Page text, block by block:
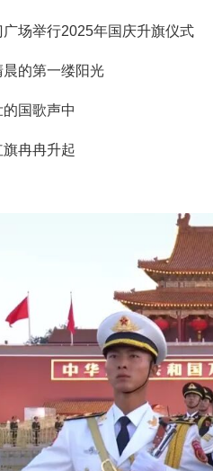
举行2025年国庆升旗仪式
的第一缕阳光
国歌声中
冉冉升起